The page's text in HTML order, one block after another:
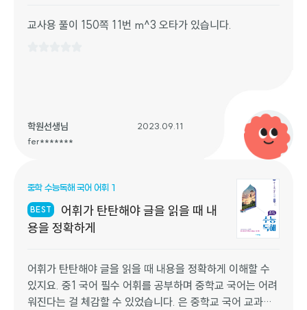
교사용 풀이 150쪽 11번 m^3 오타가 있습니다.
학원선생님
fer*******
2023.09.11
중학 수능독해 국어 어휘 1
BEST
어휘가 탄탄해야 글을 읽을 때 내
용을 정확하게
어휘가 탄탄해야 글을 읽을 때 내용을 정확하게 이해할 수
있지요. 중1 국어 필수 어휘를 공부하며 중학교 국어는 어려
워진다는 걸 체감할 수 있었습니다. 은 중학교 국어 교과서